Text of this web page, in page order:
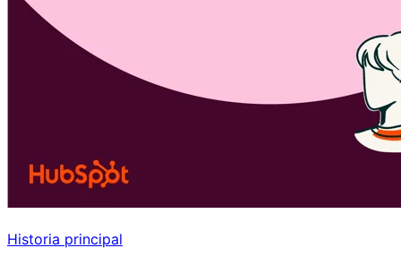
Historia principal